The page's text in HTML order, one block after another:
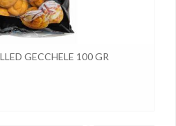
GECCHELE 100 GR